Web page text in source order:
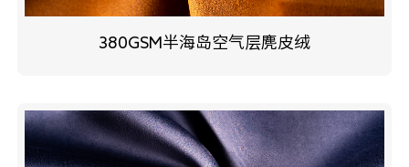
380GSM半海岛空气层麂皮绒